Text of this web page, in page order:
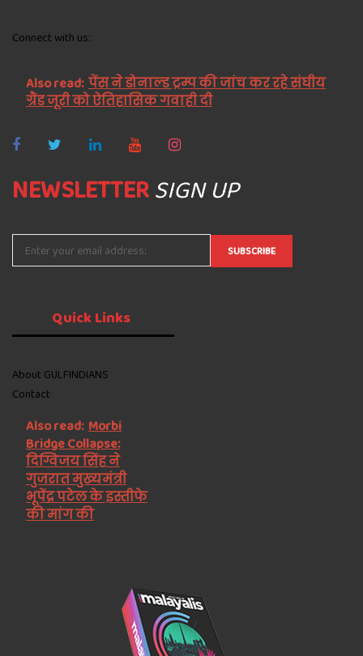
Connect with us:
Also read: पेंस ने डोनाल्ड ट्रम्प की जांच कर रहे संघीय
ग्रैंड जूरी को ऐतिहासिक गवाही दी
NEWSLETTERSIGN UP
QuickLinks
About GULFINDIANS
Contact
Also read: Morbi
Bridge Collapse:
दिग्विजय सिंह ने
गुजरात मुख्यमंत्री
भूपेंद्र पटेल के इस्तीफे
की मांग की